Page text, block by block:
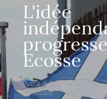
L'idée
Ecosse
Publié le 8 février 2017,
par Reuters.